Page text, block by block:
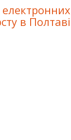
електронних
в Полтаві